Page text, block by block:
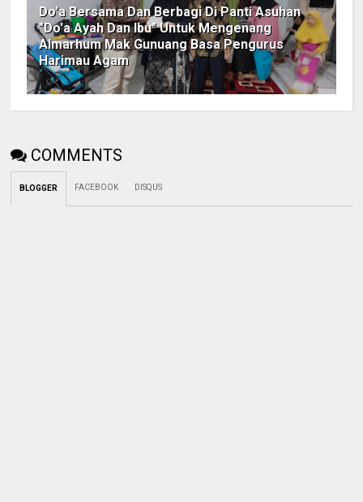
Do'a Bersama Dan Berbagi Di Panti Asuhan
"Do'a Ayah Dan Ibu" Untuk Mengenang
Almarhum Mak Gunuang Basa Pengurus
Harimau Agam
COMMENTS
BLOGGER FACEBOOK DISQUS